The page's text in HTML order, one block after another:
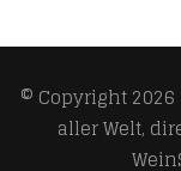
© Copyright 2026
aller Welt,